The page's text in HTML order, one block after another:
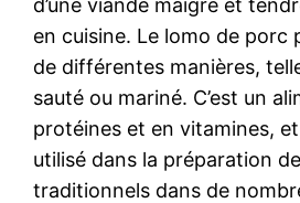
d’une viande maigre et
en cuisine. Le lomo de porc
de différentes manières,
sauté ou mariné. C’est un
protéines et en vitamines,
utilisé dans la préparation
traditionnels dans de